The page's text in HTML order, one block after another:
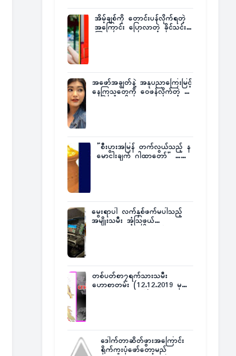
အိမ့်ချစ်ကို တောင်းပန်လိုက်ရတဲ့
အကြောင်း ပြောလာတဲ့ ခိုင်သင်း
အဖော်အချွတ်နဲ့ အနုပညာကြေးမြင့်
နေကြသူတွေကို ဝေဖန်လိုက်တဲ့ သ
”စီးပွားအမြန် တက်လွယ်သည့် န
မောငါးချက် ဂါထာတော်” ……
မွေးရာပါ လက်နှစ်ဖက်မပါသည့်
အမျိုးသမီး အံ့သြဖွယ်
တစ်ပတ်စာ၇ရက်သားသမီး
ဟောစာတမ်း (12.12.2019 မှ
ဒေါက်တာဆိတ်ဖွားအကြောင်း
ရိုက်ကူးပုံဖော်တော့မည်